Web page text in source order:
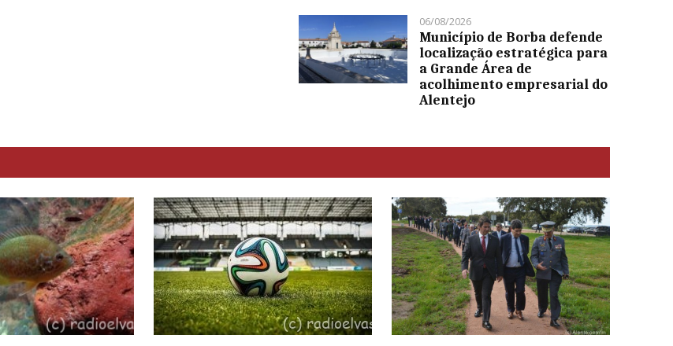
06/08/2026
Município de Borba defende
localização estratégica para
a Grande Área de
acolhimento empresarial do
Alentejo